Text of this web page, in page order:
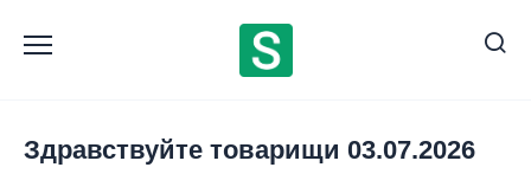
содержанию
Здравствуйте товарищи 03.07.2026